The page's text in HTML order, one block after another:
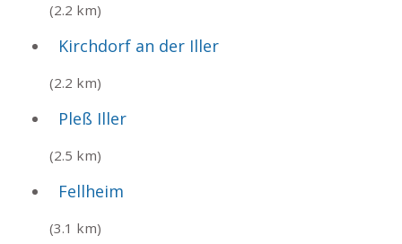
(2.2 km)
Kirchdorf an der Iller
(2.2 km)
Pleß Iller
(2.5 km)
Fellheim
(3.1 km)